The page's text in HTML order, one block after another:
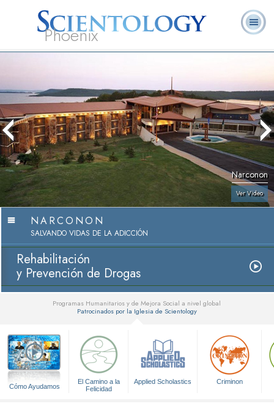
Phoenix
Narconon
Ver Video
NARCONON
SALVANDO VIDAS DE LA ADICCIÓN
Rehabilitación
y Prevención de Drogas
Programas Humanitarios y de Mejora Social a nivel global
Patrocinados por la Iglesia de Scientology
Cómo Ayudamos
El Camino a la
Felicidad
Applied Scholastics Criminon